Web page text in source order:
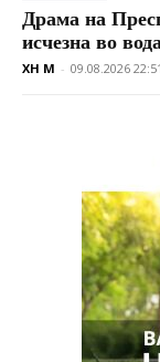
Драма на
исчезна во
XH M - 09.08.2026 22:51